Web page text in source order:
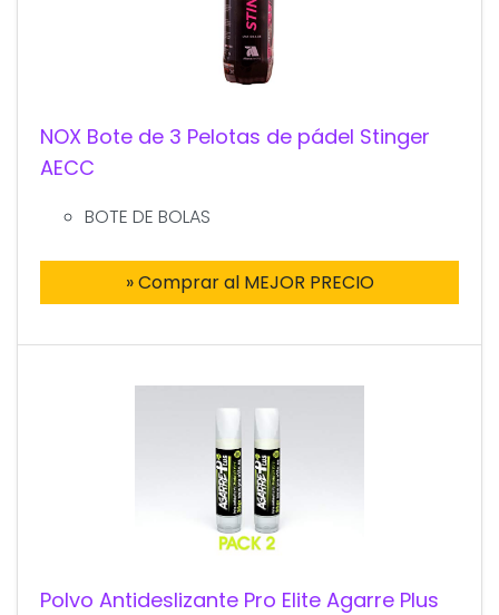
NOX Bote de 3 Pelotas de pádel Stinger
AECC
BOTE DE BOLAS
» Comprar al MEJOR PRECIO
Polvo Antideslizante Pro Elite Agarre Plus